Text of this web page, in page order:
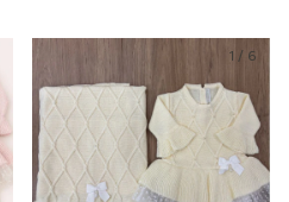
1 / 6